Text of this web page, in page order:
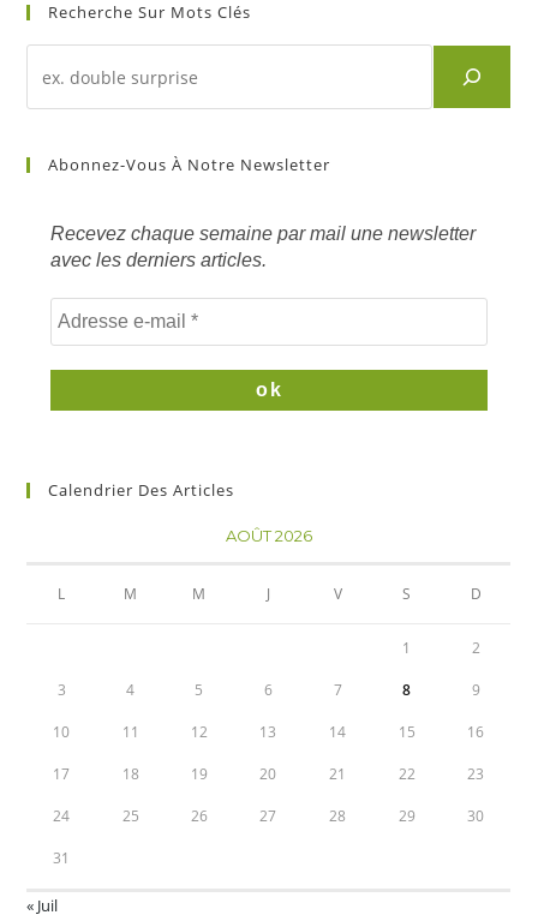
Recherche Sur Mots Clés
d'un
mots
Abonnez-Vous À Notre Newsletter
Recevez chaque semaine par mail une newsletter
avec les derniers articles.
Calendrier Des Articles
AOÛT 2026
L M M J V S D
1 2
3 4 5 6 7 8 9
10 11 12 13 14 15 16
17 18 19 20 21 22 23
24 25 26 27 28 29 30
31
« Juil